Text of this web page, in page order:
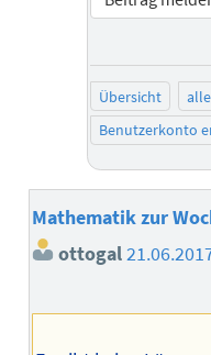
Übersicht
Benutzerkonto
Mathematik zur
ottogal